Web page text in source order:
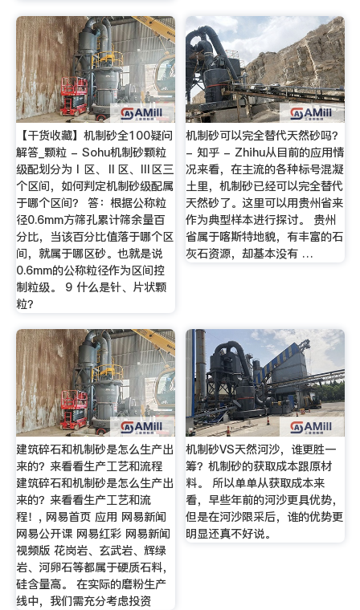
【干货收藏】机制砂全100疑问
解答_颗粒 - Sohu机制砂颗粒
级配划分为Ⅰ区、Ⅱ区、Ⅲ区三
个区间，如何判定机制砂级配属
于哪个区间？ 答：根据公称粒
径0.6mm方筛孔累计筛余量百
分比，当该百分比值落于哪个区
间，就属于哪区砂。也就是说
0.6mm的公称粒径作为区间控
制粒级。 9 什么是针、片状颗
粒？
机制砂可以完全替代天然砂吗？
- 知乎 - Zhihu从目前的应用情
况来看，在主流的各种标号混凝
土里，机制砂已经可以完全替代
天然砂了。这里可以用贵州省来
作为典型样本进行探讨。 贵州
省属于喀斯特地貌，有丰富的石
灰石资源，却基本没有 …
建筑碎石和机制砂是怎么生产出
来的？来看看生产工艺和流程
建筑碎石和机制砂是怎么生产出
来的？来看看生产工艺和流
程！, 网易首页 应用 网易新闻
网易公开课 网易红彩 网易新闻
视频版 花岗岩、玄武岩、辉绿
岩、河卵石等都属于硬质石料，
硅含量高。 在实际的磨粉生产
线中，我们需充分考虑投资
机制砂VS天然河沙，谁更胜一
筹？机制砂的获取成本跟原材
料。 所以单单从获取成本来
看，早些年前的河沙更具优势，
但是在河沙限采后，谁的优势更
明显还真不好说。